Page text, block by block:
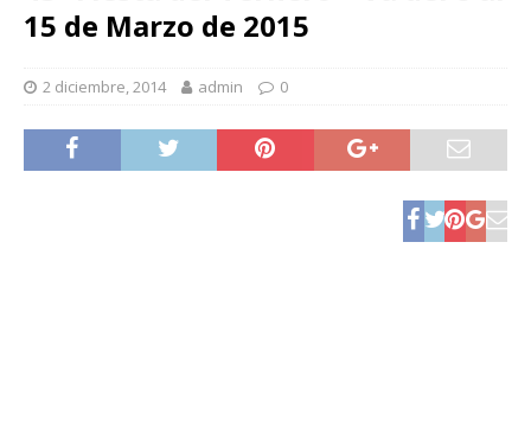
15 de Marzo de 2015
2 diciembre, 2014 admin 0